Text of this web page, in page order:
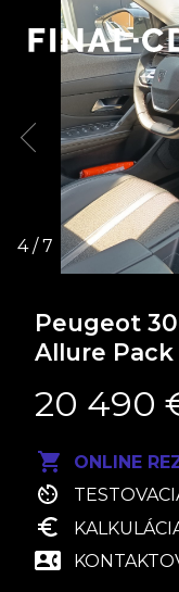
Peugeot
Allure Pack
20 490
ONLINE